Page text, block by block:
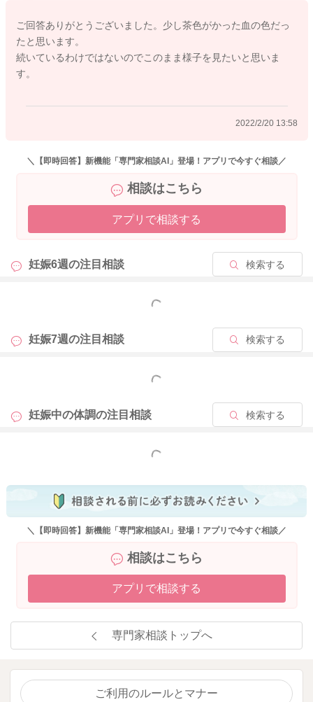
どうぞよろしくおねがいします。
ご回答ありがとうございました。少し茶色がかった血の色だっ
たと思います。
続いているわけではないのでこのまま様子を見たいと思いま
す。
2022/2/20 13:58
＼【即時回答】新機能「専門家相談AI」登場！アプリで今すぐ相談／
相談はこちら
アプリで相談する
妊娠6週の注目相談 検索する
もっと見る
妊娠7週の注目相談 検索する
もっと見る
妊娠中の体調の注目相談 検索する
もっと見る
＼【即時回答】新機能「専門家相談AI」登場！アプリで今すぐ相談／
相談はこちら
アプリで相談する
専門家相談トップへ
ご利用のルールとマナー